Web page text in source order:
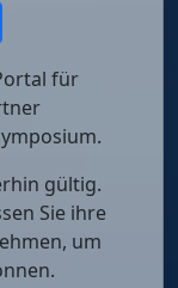
für
gültig.
Sie ihre
um